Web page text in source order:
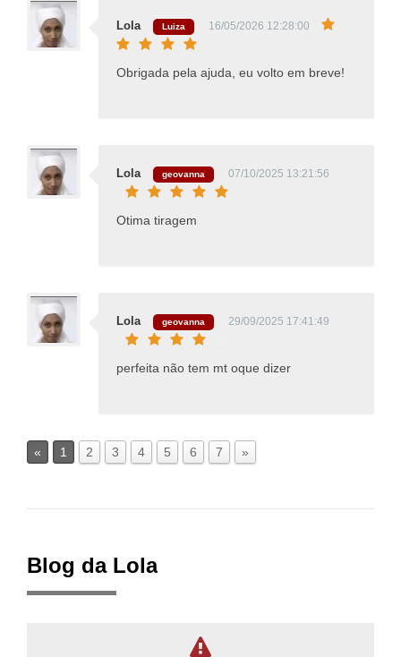
Lola Luiza 16/05/2026 12:28:00
Obrigada pela ajuda, eu volto em breve!
Lola geovanna 07/10/2025 13:21:56
Otima tiragem
Lola geovanna 29/09/2025 17:41:49
perfeita não tem mt oque dizer
« 1 2 3 4 5 6 7 »
Blog da Lola